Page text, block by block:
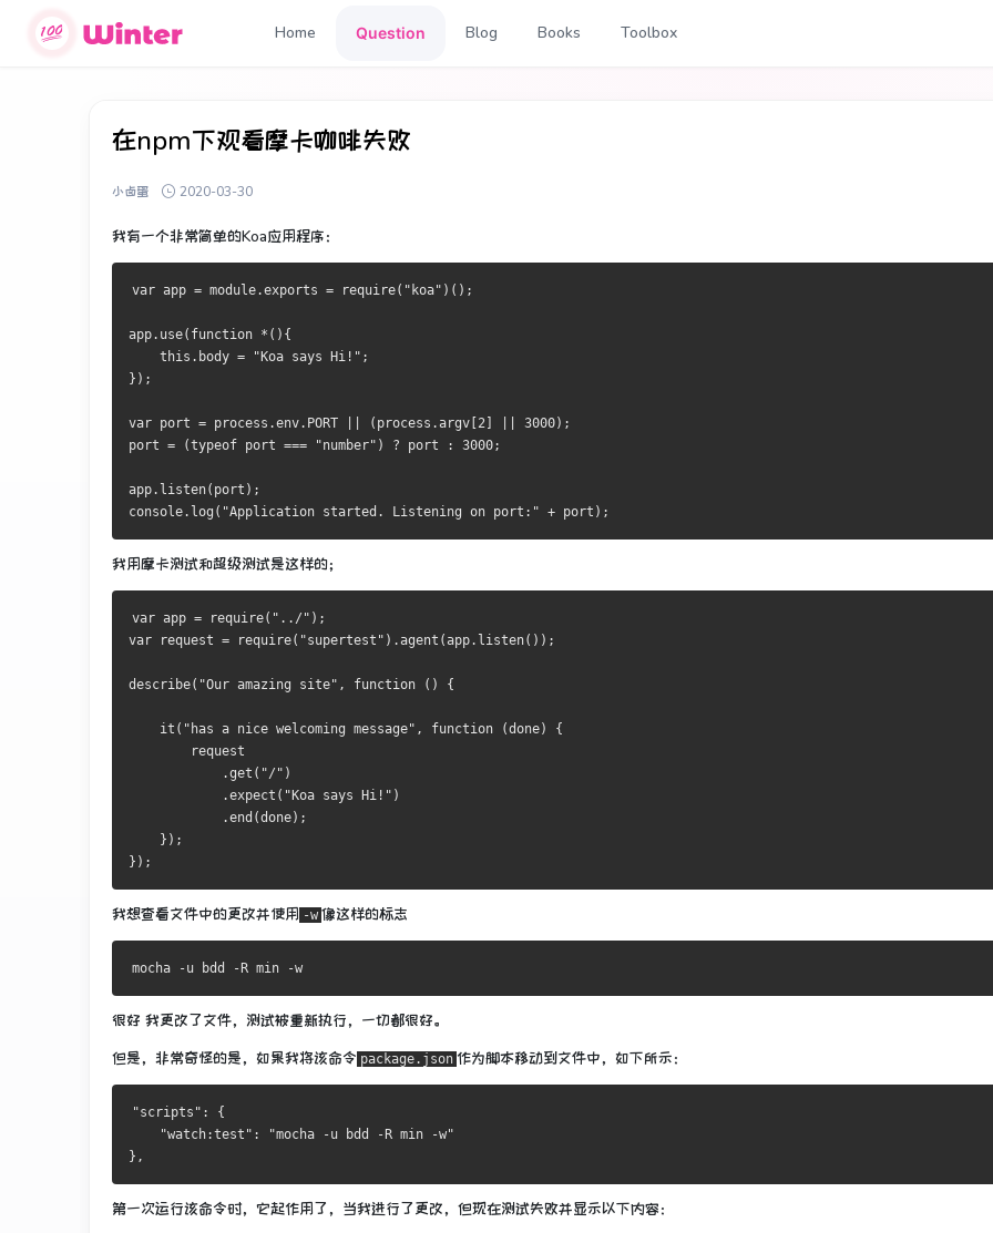
Home Question Blog Books Toolbox
在npm下观看摩卡咖啡失败
小卤蛋 2020-03-30
我有一个非常简单的Koa应用程序：
var app = module.exports = require("koa")();
app.use(function *(){
    this.body = "Koa says Hi!";
});
var port = process.env.PORT || (process.argv[2] || 3000);
port = (typeof port === "number") ? port : 3000;
app.listen(port);
console.log("Application started. Listening on port:" + port);
我用摩卡测试和超级测试是这样的；
var app = require("../");
var request = require("supertest").agent(app.listen());
describe("Our amazing site", function () {
    it("has a nice welcoming message", function (done) {
        request
            .get("/")
            .expect("Koa says Hi!")
            .end(done);
    });
});
我想查看文件中的更改并使用 -w 像这样的标志
很好 我更改了文件，测试被重新执行，一切都很好。
但是，非常奇怪的是，如果我将该命令 package.json 作为脚本移动到文件中，如下所示：
"scripts": {
    "watch:test": "mocha -u bdd -R min -w"
},
第一次运行该命令时，它起作用了，当我进行了更改，但现在测试失败并显示以下内容：